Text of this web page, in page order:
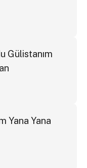
Gülistanım
Yana Yana